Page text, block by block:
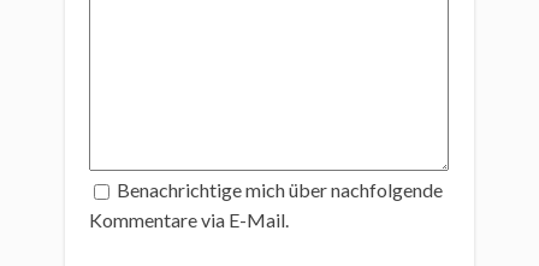
Benachrichtige mich über nachfolgende
Kommentare via E-Mail.